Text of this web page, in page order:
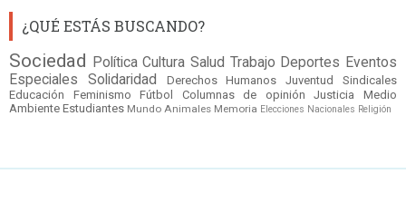
¿QUÉ ESTÁS BUSCANDO?
Sociedad Política Cultura Salud Trabajo Deportes Eventos
Especiales
Solidaridad Derechos Humanos Juventud
Sindicales
Educación
Feminismo Fútbol Columnas de opinión Justicia
Medio
Ambiente Estudiantes Mundo Animales Memoria Elecciones Nacionales Religión